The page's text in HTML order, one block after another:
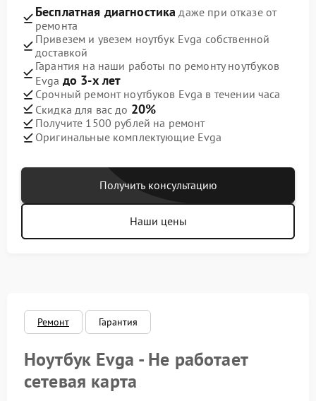
Бесплатная диагностика даже при отказе от
ремонта
Привезем и увезем ноутбук Evga собственной
доставкой
Гарантия на наши работы по ремонту ноутбуков
Evga до 3-х лет
Срочный ремонт ноутбуков Evga в течении часа
Скидка для вас до 20%
Получите 1500 рублей на ремонт
Оригинальные комплектующие Evga
Получить консультацию
Наши цены
Ремонт Гарантия
Ноутбук Evga - Не работает
сетевая карта